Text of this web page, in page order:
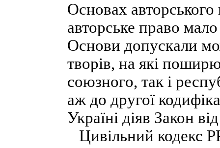
Основах
авторське право
Основи допускали
творів, на які
союзного, так і
аж до другої
Україні діяв Закон
Цивільний кодекс